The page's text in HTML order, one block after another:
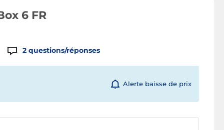
6 FR
2 questions/réponses
Alerte baisse de prix